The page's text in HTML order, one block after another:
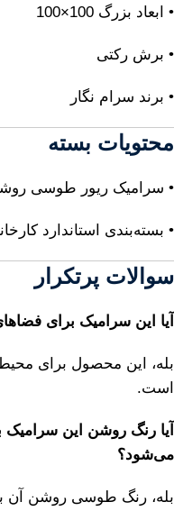
• ابعاد بزرگ 100×100
• برش رکتی
• برند سرام نگار
محتویات بسته
• سرامیک ریور طوسی روشن مات
• بسته‌بندی استاندارد
سوالات پرتکرار
آیا این سرامیک برای
بله، این محصول برای
است.
آیا رنگ روشن این
می‌شود؟
بله، رنگ طوسی روشن آن